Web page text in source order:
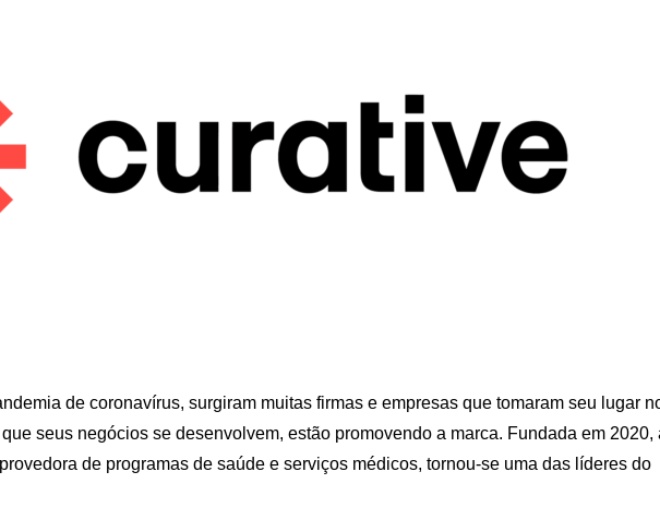
de coronavírus, surgiram muitas firmas e empresas que tomaram seu lugar
seus negócios se desenvolvem, estão promovendo a marca. Fundada em 2020,
de programas de saúde e serviços médicos, tornou-se uma das líderes do